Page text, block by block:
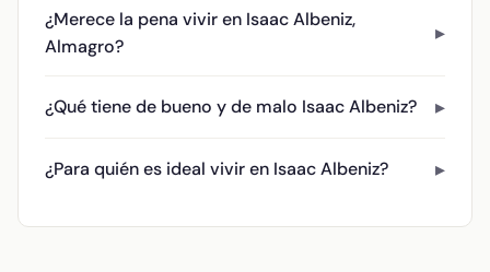
¿Merece la pena vivir en Isaac Albeniz,
Almagro?
¿Qué tiene de bueno y de malo Isaac Albeniz?
¿Para quién es ideal vivir en Isaac Albeniz?